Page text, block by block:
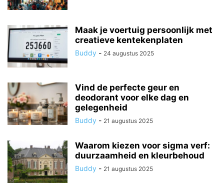
Maak je voertuig persoonlijk met
creatieve kentekenplaten
Buddy - 24 augustus 2025
Vind de perfecte geur en
deodorant voor elke dag en
gelegenheid
Buddy - 21 augustus 2025
Waarom kiezen voor sigma verf:
duurzaamheid en kleurbehoud
Buddy - 21 augustus 2025